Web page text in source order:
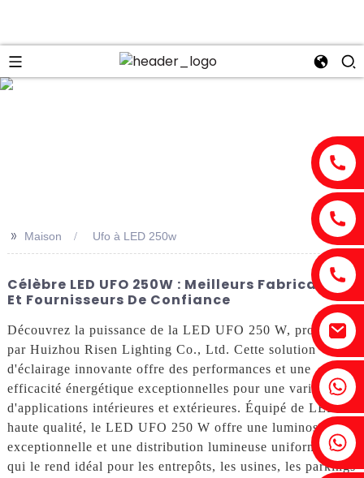
Fenia : +86 18607525299
Lierre : +86 18607522355
>> Maison Ufo à LED 250w
Célèbre LED UFO 250W : Meilleurs Fabricants
Et Fournisseurs De Confiance
Découvrez la puissance de la LED UFO 250 W, proposée
par Huizhou Risen Lighting Co., Ltd. Cette solution
d'éclairage innovante offre des performances et une
efficacité énergétique exceptionnelles pour une variété
d'applications intérieures et extérieures. Équipé de LED de
haute qualité, le LED UFO 250 W offre une luminosité
exceptionnelle et une distribution lumineuse uniforme, ce
qui le rend idéal pour les entrepôts, les usines, les parkings